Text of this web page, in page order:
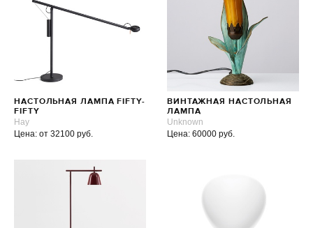
НАСТОЛЬНАЯ ЛАМПА FIFTY-
FIFTY
Hay
Цена: от 32100 руб.
ВИНТАЖНАЯ НАСТОЛЬНАЯ
ЛАМПА
Unknown
Цена: 60000 руб.